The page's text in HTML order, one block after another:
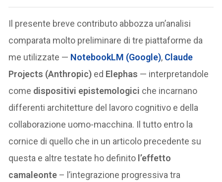
Il presente breve contributo abbozza un’analisi
comparata molto preliminare di tre piattaforme da
me utilizzate — NotebookLM (Google), Claude
Projects (Anthropic) ed Elephas — interpretandole
come dispositivi epistemologici che incarnano
differenti architetture del lavoro cognitivo e della
collaborazione uomo-macchina. Il tutto entro la
cornice di quello che in un articolo precedente su
questa e altre testate ho definito l’effetto
camaleonte – l’integrazione progressiva tra